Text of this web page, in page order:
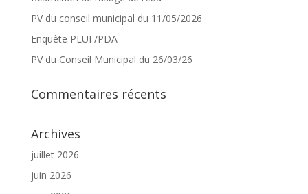
PV du conseil municipal du 11/05/2026
Enquête PLUI /PDA
PV du Conseil Municipal du 26/03/26
Commentaires récents
Archives
juillet 2026
juin 2026